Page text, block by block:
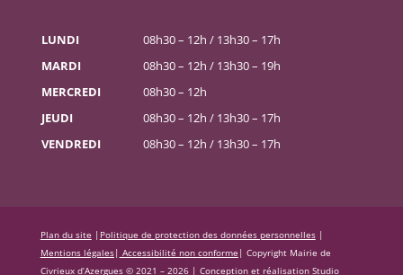
LUNDI
08h30 – 12h / 13h30 – 17h
MARDI
08h30 – 12h / 13h30 – 19h
MERCREDI
08h30 – 12h
JEUDI
08h30 – 12h / 13h30 – 17h
VENDREDI
08h30 – 12h / 13h30 – 17h
Plan du site | Politique de protection des données personnelles|
Mentions légales| Accessibilité non conforme | Copyright Mairie de
Civrieux d’Azergues © 2021 – 2026 | Conception et réalisation Studio